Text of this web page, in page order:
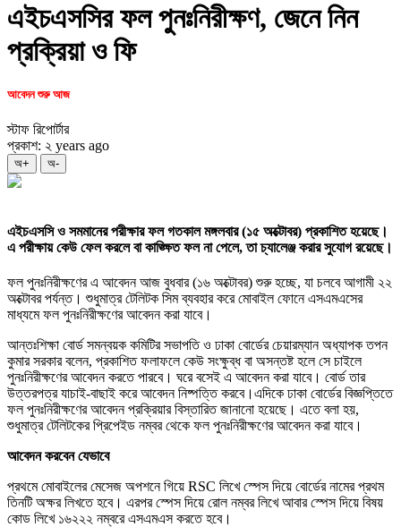
এইচএসসির ফল পুনঃনিরীক্ষণ, জেনে নিন
প্রক্রিয়া ও ফি
আবেদন শুরু আজ
স্টাফ রিপোর্টার
প্রকাশ: ২ years ago
অ+ অ-
এইচএসসি ও সমমানের পরীক্ষার ফল গতকাল মঙ্গলবার (১৫ অক্টোবর) প্রকাশিত হয়েছে।
এ পরীক্ষায় কেউ ফেল করলে বা কাঙ্ক্ষিত ফল না পেলে, তা চ্যালেঞ্জ করার সুযোগ রয়েছে।
ফল পুনঃনিরীক্ষণের এ আবেদন আজ বুধবার (১৬ অক্টোবর) শুরু হচ্ছে, যা চলবে আগামী ২২
অক্টোবর পর্যন্ত। শুধুমাত্র টেলিটক সিম ব্যবহার করে মোবাইল ফোনে এসএমএসের
মাধ্যমে ফল পুনঃনিরীক্ষণের আবেদন করা যাবে।
আন্তঃশিক্ষা বোর্ড সমন্বয়ক কমিটির সভাপতি ও ঢাকা বোর্ডের চেয়ারম্যান অধ্যাপক তপন
কুমার সরকার বলেন, প্রকাশিত ফলাফলে কেউ সংক্ষুব্ধ বা অসন্তষ্ট হলে সে চাইলে
পুনঃনিরীক্ষণের আবেদন করতে পারবে। ঘরে বসেই এ আবেদন করা যাবে। বোর্ড তার
উত্তরপত্র যাচাই-বাছাই করে আবেদন নিষ্পত্তি করবে।এদিকে ঢাকা বোর্ডের বিজ্ঞপ্তিতে
ফল পুনঃনিরীক্ষণের আবেদন প্রক্রিয়ার বিস্তারিত জানানো হয়েছে। এতে বলা হয়,
শুধুমাত্র টেলিটকের প্রিপেইড নম্বর থেকে ফল পুনঃনিরীক্ষণের আবেদন করা যাবে।
আবেদন করবেন যেভাবে
প্রথমে মোবাইলের মেসেজ অপশনে গিয়ে RSC লিখে স্পেস দিয়ে বোর্ডের নামের প্রথম
তিনটি অক্ষর লিখতে হবে। এরপর স্পেস দিয়ে রোল নম্বর লিখে আবার স্পেস দিয়ে বিষয়
কোড লিখে ১৬২২২ নম্বরে এসএমএস করতে হবে।